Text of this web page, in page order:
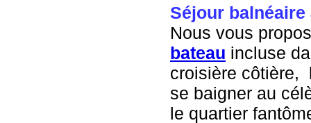
Séjour balnéaire
Nous vous
bateau incluse
croisière côtière,
se baigner au
le quartier